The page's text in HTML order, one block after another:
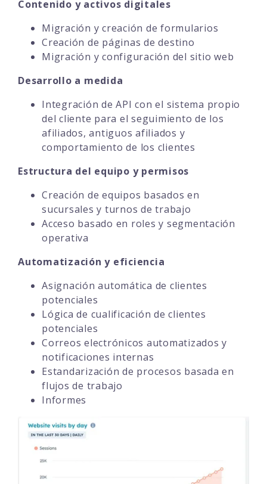
Contenido y activos digitales
Migración y creación de formularios
Creación de páginas de destino
Migración y configuración del sitio web
Desarrollo a medida
Integración de API con el sistema propio
del cliente para el seguimiento de los
afiliados, antiguos afiliados y
comportamiento de los clientes
Estructura del equipo y permisos
Creación de equipos basados en
sucursales y turnos de trabajo
Acceso basado en roles y segmentación
operativa
Automatización y eficiencia
Asignación automática de clientes
potenciales
Lógica de cualificación de clientes
potenciales
Correos electrónicos automatizados y
notificaciones internas
Estandarización de procesos basada en
flujos de trabajo
Informes